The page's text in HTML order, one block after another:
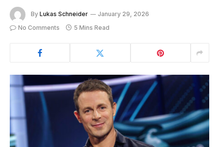
By Lukas Schneider
January 29, 2026
No Comments
5 Mins Read